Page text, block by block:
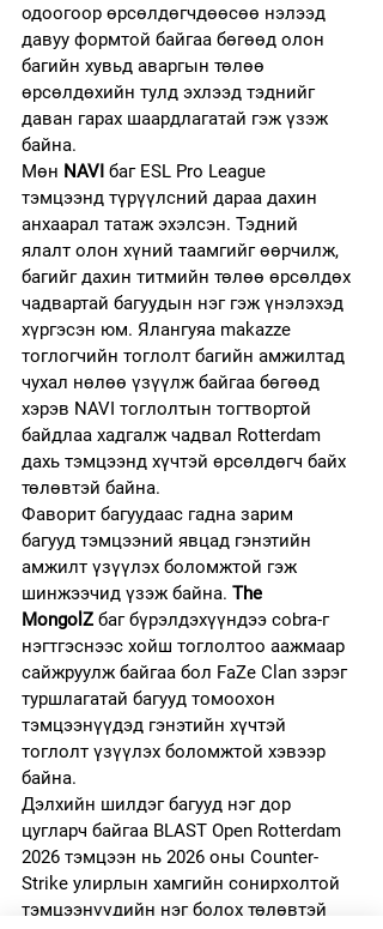
одоогоор өрсөлдөгчдөөсөө нэлээд
давуу формтой байгаа бөгөөд олон
багийн хувьд аваргын төлөө
өрсөлдөхийн тулд эхлээд тэднийг
даван гарах шаардлагатай гэж үзэж
байна.
Мөн NAVI баг ESL Pro League
тэмцээнд түрүүлсний дараа дахин
анхаарал татаж эхэлсэн. Тэдний
ялалт олон хүний таамгийг өөрчилж,
багийг дахин титмийн төлөө өрсөлдөх
чадвартай багуудын нэг гэж үнэлэхэд
хүргэсэн юм. Ялангуяа makazze
тоглогчийн тоглолт багийн амжилтад
чухал нөлөө үзүүлж байгаа бөгөөд
хэрэв NAVI тоглолтын тогтвортой
байдлаа хадгалж чадвал Rotterdam
дахь тэмцээнд хүчтэй өрсөлдөгч байх
төлөвтэй байна.
Фаворит багуудаас гадна зарим
багууд тэмцээний явцад гэнэтийн
амжилт үзүүлэх боломжтой гэж
шинжээчид үзэж байна. The
MongolZ баг бүрэлдэхүүндээ cobra-г
нэгтгэснээс хойш тоглолтоо аажмаар
сайжруулж байгаа бол FaZe Clan зэрэг
туршлагатай багууд томоохон
тэмцээнүүдэд гэнэтийн хүчтэй
тоглолт үзүүлэх боломжтой хэвээр
байна.
Дэлхийн шилдэг багууд нэг дор
цугларч байгаа BLAST Open Rotterdam
2026 тэмцээн нь 2026 оны Counter-
Strike улирлын хамгийн сонирхолтой
тэмцээнүүдийн нэг болох төлөвтэй